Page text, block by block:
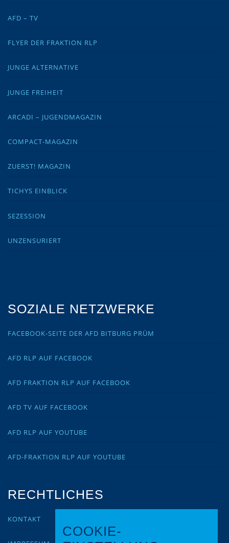
AFD – TV
FLYER DER FRAKTION RLP
JUNGE ALTERNATIVE
JUNGE FREIHEIT
ARCADI – JUGENDMAGAZIN
COMPACT-MAGAZIN
ZUERST! MAGAZIN
TICHYS EINBLICK
SEZESSION
UNZENSURIERT
SOZIALE NETZWERKE
FACEBOOK-SEITE DER AFD BITBURG PRÜM
AFD RLP AUF FACEBOOK
AFD FRAKTION RLP AUF FACEBOOK
AFD TV AUF FACEBOOK
AFD RLP AUF YOUTUBE
AFD-FRAKTION RLP AUF YOUTUBE
RECHTLICHES
KONTAKT
COOKIE-